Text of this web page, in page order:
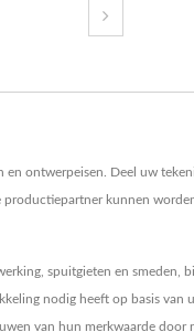
ontwerpeisen. Deel uw
kunnen
spuitgieten en smeden,
nodig heeft op basis van
van hun merkwaarde door